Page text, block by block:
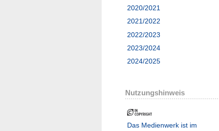
2020/2021
2021/2022
2022/2023
2023/2024
2024/2025
Nutzungshinweis
Das Medienwerk ist im